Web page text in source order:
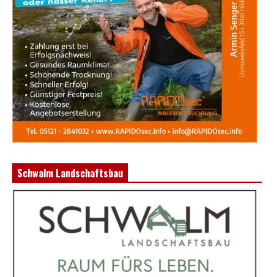
Schwalm Landschaftsbau